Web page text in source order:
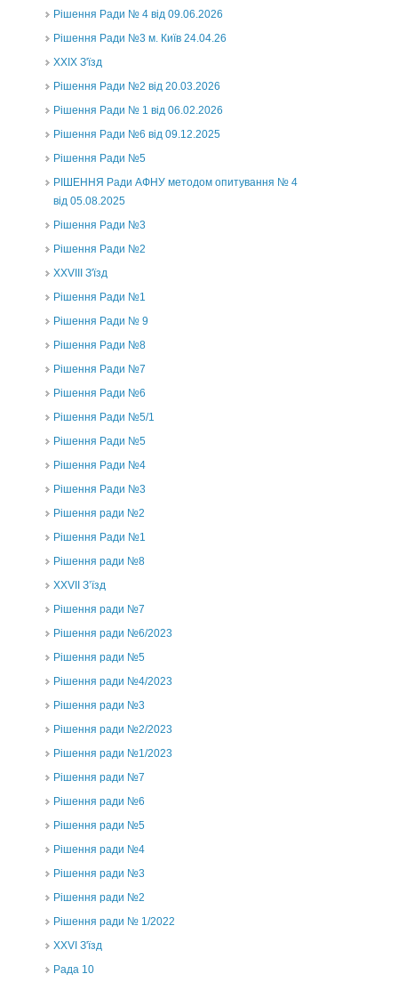
Рішення Ради № 4 від 09.06.2026
Рішення Ради №3 м. Київ 24.04.26
XXІХ З'їзд
Рішення Ради №2 від 20.03.2026
Рішення Ради № 1 від 06.02.2026
Рішення Ради №6 від 09.12.2025
Рішення Ради №5
РІШЕННЯ Ради АФНУ методом опитування № 4
від 05.08.2025
Рішення Ради №3
Рішення Ради №2
XXVIII З'їзд
Рішення Ради №1
Рішення Ради № 9
Рішення Ради №8
Рішення Ради №7
Рішення Ради №6
Рішення Ради №5/1
Рішення Ради №5
Рішення Ради №4
Рішення Ради №3
Рішення ради №2
Рішення Ради №1
Рішення ради №8
ХХVII З’їзд
Рішення ради №7
Рішення ради №6/2023
Рішення ради №5
Рішення ради №4/2023
Рішення ради №3
Рішення ради №2/2023
Рішення ради №1/2023
Рішення ради №7
Рішення ради №6
Рішення ради №5
Рішення ради №4
Рішення ради №3
Рішення ради №2
Рішення ради № 1/2022
XXVI З'їзд
Рада 10